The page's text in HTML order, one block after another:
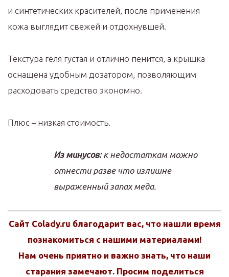
и синтетических красителей, после применения
кожа выглядит свежей и отдохнувшей.
Текстура геля густая и отлично пенится, а крышка
оснащена удобным дозатором, позволяющим
расходовать средство экономно.
Плюс – низкая стоимость.
Из минусов:к недостаткам можно
отнести разве что излишне
выраженный запах меда.
Сайт Colady.ru благодарит вас, что нашли время
познакомиться с нашими материалами!
Нам очень приятно и важно знать, что наши
старания замечают. Просим поделиться